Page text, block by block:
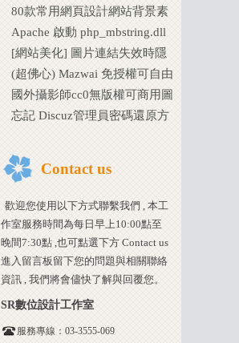
原工具)
80款常用網頁設計網站背景素
材下載
Apache 啟動 php_mbstring.dll
檔案遺失解決方法
[網站美化] 圖片連結失效時隱
藏失效圖片的圖示
(超佛心) Mazwai 免授權可自由
下載使用的影片素材庫
國外攝影師cc0無版權可商用圖
庫下載 ( Barn Images &
忘記 Discuz管理員密碼還原方
Contact us
歡迎您使用以下方式聯繫我們 , 本工
作室服務時間為每日早上10:00點至
晚間7:30點 ,也可點選下方 Contact us
進入留言板留下您的問題與相關聯絡
資訊 , 我們將會儘快了解與回覆您。
SR數位設計工作室
服務專線：03-3555-069